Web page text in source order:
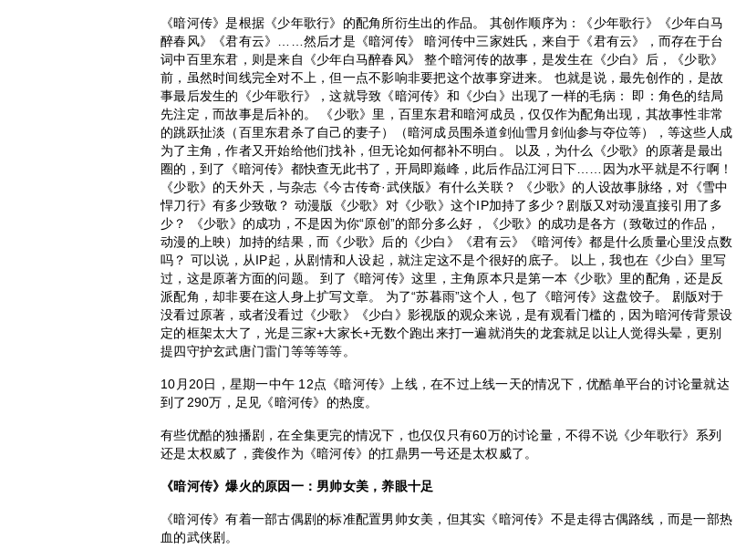
《暗河传》是根据《少年歌行》的配角所衍生出的作品。 其创作顺序为：《少年歌行》《少年白马
醉春风》《君有云》……然后才是《暗河传》 暗河传中三家姓氏，来自于《君有云》，而存在于台
词中百里东君，则是来自《少年白马醉春风》 整个暗河传的故事，是发生在《少白》后，《少歌》
前，虽然时间线完全对不上，但一点不影响非要把这个故事穿进来。 也就是说，最先创作的，是故
事最后发生的《少年歌行》，这就导致《暗河传》和《少白》出现了一样的毛病： 即：角色的结局
先注定，而故事是后补的。 《少歌》里，百里东君和暗河成员，仅仅作为配角出现，其故事性非常
的跳跃扯淡（百里东君杀了自己的妻子）（暗河成员围杀道剑仙雪月剑仙参与夺位等），等这些人成
为了主角，作者又开始给他们找补，但无论如何都补不明白。 以及，为什么《少歌》的原著是最出
圈的，到了《暗河传》都快查无此书了，开局即巅峰，此后作品江河日下……因为水平就是不行啊！
《少歌》的天外天，与杂志《今古传奇·武侠版》有什么关联？ 《少歌》的人设故事脉络，对《雪中
悍刀行》有多少致敬？ 动漫版《少歌》对《少歌》这个IP加持了多少？剧版又对动漫直接引用了多
少？ 《少歌》的成功，不是因为你“原创”的部分多么好，《少歌》的成功是各方（致敬过的作品，
动漫的上映）加持的结果，而《少歌》后的《少白》《君有云》《暗河传》都是什么质量心里没点数
吗？ 可以说，从IP起，从剧情和人设起，就注定这不是个很好的底子。 以上，我也在《少白》里写
过，这是原著方面的问题。 到了《暗河传》这里，主角原本只是第一本《少歌》里的配角，还是反
派配角，却非要在这人身上扩写文章。 为了“苏暮雨”这个人，包了《暗河传》这盘饺子。 剧版对于
没看过原著，或者没看过《少歌》《少白》影视版的观众来说，是有观看门槛的，因为暗河传背景设
定的框架太大了，光是三家+大家长+无数个跑出来打一遍就消失的龙套就足以让人觉得头晕，更别
提四守护玄武唐门雷门等等等等。
10月20日，星期一中午 12点《暗河传》上线，在不过上线一天的情况下，优酷单平台的讨论量就达
到了290万，足见《暗河传》的热度。
有些优酷的独播剧，在全集更完的情况下，也仅仅只有60万的讨论量，不得不说《少年歌行》系列
还是太权威了，龚俊作为《暗河传》的扛鼎男一号还是太权威了。
《暗河传》爆火的原因一：男帅女美，养眼十足
《暗河传》有着一部古偶剧的标准配置男帅女美，但其实《暗河传》不是走得古偶路线，而是一部热
血的武侠剧。